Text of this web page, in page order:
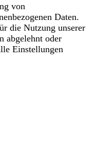
von
Daten.
die Nutzung unserer
abgelehnt oder
Einstellungen